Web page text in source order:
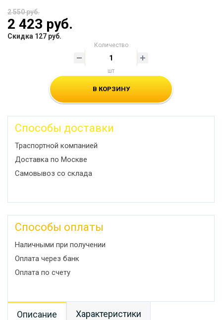
2 550 руб.
2 423 руб.
Скидка 127 руб.
Количество
шт
В КОРЗИНУ
Способы доставки
Траспортной компанией
Доставка по Москве
Самовывоз со склада
Способы оплаты
Наличными при получении
Оплата через банк
Оплата по счету
Описание Характеристики